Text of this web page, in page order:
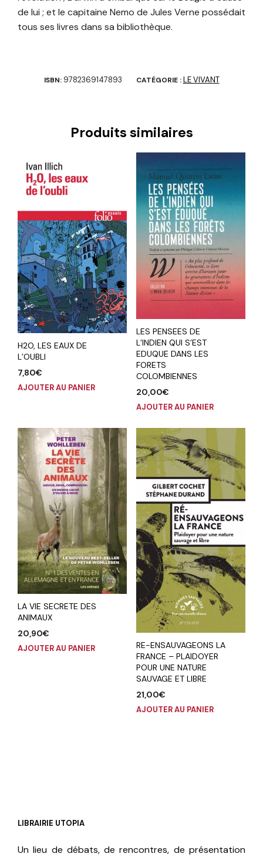
de lui ; et le capitaine Nemo de Jules Verne possédait
tous ses livres dans sa bibliothèque.
ISBN: 9782369147893 CATÉGORIE :LE VIVANT
Produits similaires
H2O, LES EAUX DE
L’OUBLI
7,80€
AJOUTER AU PANIER
LES PENSEES DE
L’INDIEN QUI S’EST
EDUQUE DANS LES
FORETS
COLOMBIENNES
20,00€
AJOUTER AU PANIER
LA VIE SECRETE DES
ANIMAUX
20,90€
AJOUTER AU PANIER
RE-ENSAUVAGEONS LA
FRANCE – PLAIDOYER
POUR UNE NATURE
SAUVAGE ET LIBRE
21,00€
AJOUTER AU PANIER
LIBRAIRIE UTOPIA
Un lieu de débats, de rencontres, de présentation